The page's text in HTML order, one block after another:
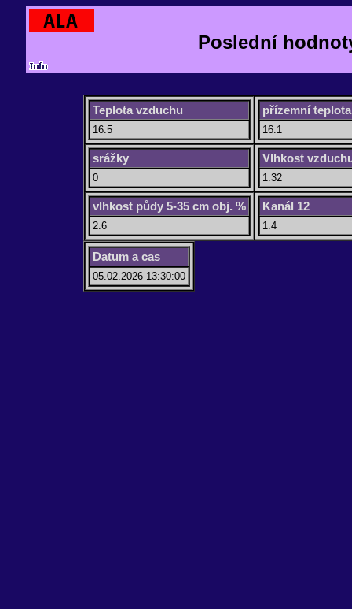
Poslední
Teplota vzduchu
16.5
přízemní teplota
16.1
srážky
0
Vlhkost
1.32
vlhkost půdy 5-35 cm obj. %
2.6
Kanál 12
1.4
Datum a cas
05.02.2026 13:30:00